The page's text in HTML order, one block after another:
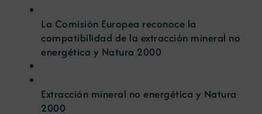
La Comisión Europea reconoce la
compatibilidad de la extracción mineral no
energética y Natura 2000
Extracción mineral no energética y Natura
2000